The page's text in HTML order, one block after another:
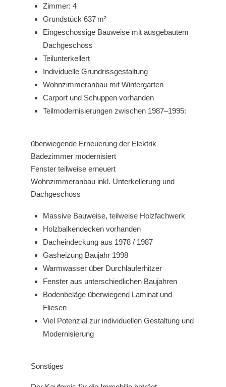
Zimmer: 4
Grundstück 637 m²
Eingeschossige Bauweise mit ausgebautem
Dachgeschoss
Teilunterkellert
Individuelle Grundrissgestaltung
Wohnzimmeranbau mit Wintergarten
Carport und Schuppen vorhanden
Teilmodernisierungen zwischen 1987–1995:
überwiegende Erneuerung der Elektrik
Badezimmer modernisiert
Fenster teilweise erneuert
Wohnzimmeranbau inkl. Unterkellerung und
Dachgeschoss
Massive Bauweise, teilweise Holzfachwerk
Holzbalkendecken vorhanden
Dacheindeckung aus 1978 / 1987
Gasheizung Baujahr 1998
Warmwasser über Durchlauferhitzer
Fenster aus unterschiedlichen Baujahren
Bodenbeläge überwiegend Laminat und
Fliesen
Viel Potenzial zur individuellen Gestaltung und
Modernisierung
Sonstiges